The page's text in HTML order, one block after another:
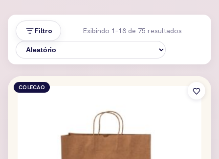
Filtro Exibindo 1–18 de 75 resultados
COLECAO